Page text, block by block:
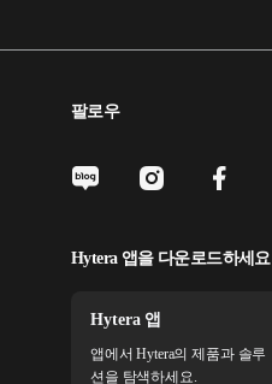
팔로우
Hytera 앱을 다운로드하세요
Hytera 앱
앱에서 Hytera의 제품과 솔루
션을 탐색하세요.